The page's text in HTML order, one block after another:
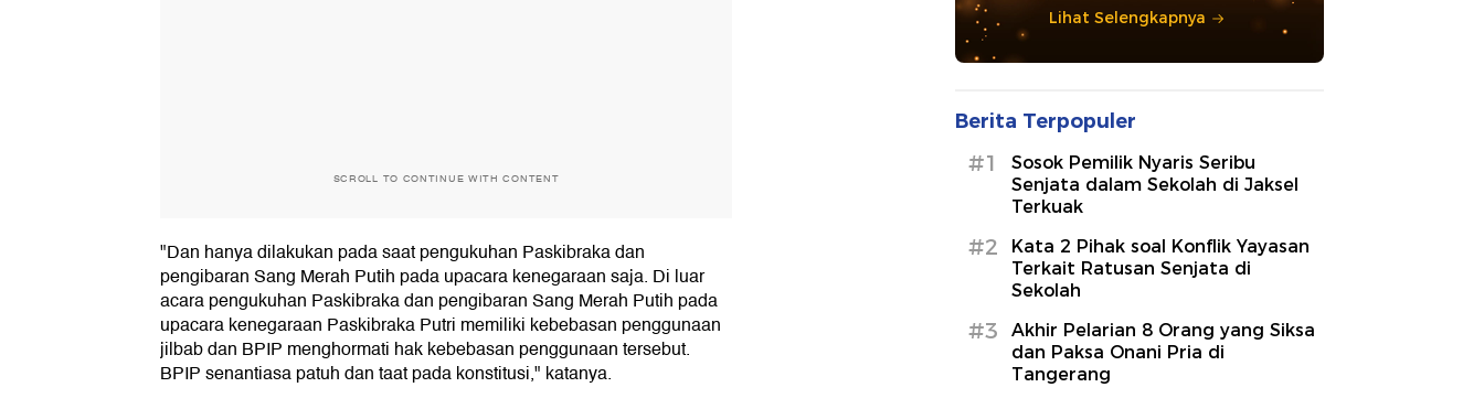
SCROLL TO CONTINUE WITH CONTENT
"Dan hanya dilakukan pada saat pengukuhan Paskibraka dan
pengibaran Sang Merah Putih pada upacara kenegaraan saja. Di luar
acara pengukuhan Paskibraka dan pengibaran Sang Merah Putih pada
upacara kenegaraan Paskibraka Putri memiliki kebebasan penggunaan
jilbab dan BPIP menghormati hak kebebasan penggunaan tersebut.
BPIP senantiasa patuh dan taat pada konstitusi," katanya.
Lihat Selengkapnya
Berita Terpopuler
#1
Sosok Pemilik Nyaris Seribu
Senjata dalam Sekolah di Jaksel
Terkuak
#2
Kata 2 Pihak soal Konflik Yayasan
Terkait Ratusan Senjata di
Sekolah
#3
Akhir Pelarian 8 Orang yang Siksa
dan Paksa Onani Pria di
Tangerang